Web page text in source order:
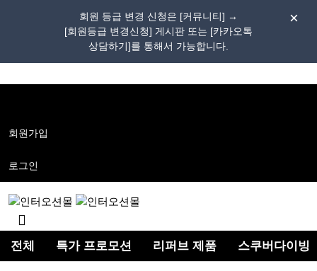
회원 등급 변경 신청은 [커뮤니티] →
[회원등급 변경신청] 게시판 또는 [카카오톡
상담하기]를 통해서 가능합니다.
뉴
회원가입
로그인
검
색
버
튼
전체 특가 프로모션 리퍼브 제품 스쿠버다이빙